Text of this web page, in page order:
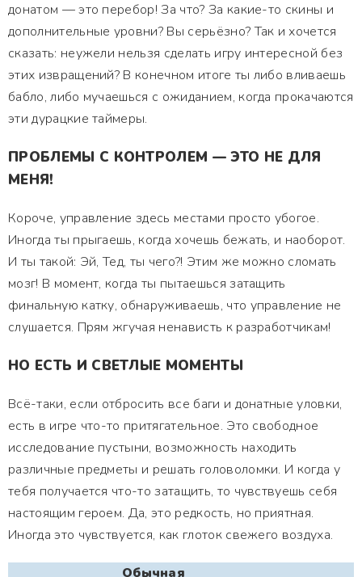
донатом — это перебор! За что? За какие-то скины и
дополнительные уровни? Вы серьёзно? Так и хочется
сказать: неужели нельзя сделать игру интересной без
этих извращений? В конечном итоге ты либо вливаешь
бабло, либо мучаешься с ожиданием, когда прокачаются
эти дурацкие таймеры.
ПРОБЛЕМЫ С КОНТРОЛЕМ — ЭТО НЕ ДЛЯ
МЕНЯ!
Короче, управление здесь местами просто убогое.
Иногда ты прыгаешь, когда хочешь бежать, и наоборот.
И ты такой: Эй, Тед, ты чего?! Этим же можно сломать
мозг! В момент, когда ты пытаешься затащить
финальную катку, обнаруживаешь, что управление не
слушается. Прям жгучая ненависть к разработчикам!
НО ЕСТЬ И СВЕТЛЫЕ МОМЕНТЫ
Всё-таки, если отбросить все баги и донатные уловки,
есть в игре что-то притягательное. Это свободное
исследование пустыни, возможность находить
различные предметы и решать головоломки. И когда у
тебя получается что-то затащить, то чувствуешь себя
настоящим героем. Да, это редкость, но приятная.
Иногда это чувствуется, как глоток свежего воздуха.
Обычная